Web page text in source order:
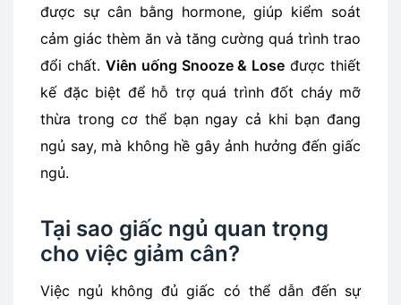
được sự cân bằng hormone, giúp kiểm soát
cảm giác thèm ăn và tăng cường quá trình trao
đổi chất. Viên uống Snooze & Lose được thiết
kế đặc biệt để hỗ trợ quá trình đốt cháy mỡ
thừa trong cơ thể bạn ngay cả khi bạn đang
ngủ say, mà không hề gây ảnh hưởng đến giấc
ngủ.
Tại sao giấc ngủ quan trọng
cho việc giảm cân?
Việc ngủ không đủ giấc có thể dẫn đến sự